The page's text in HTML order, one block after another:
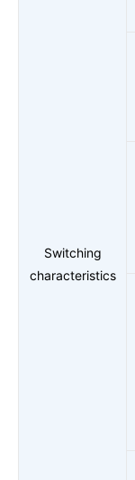
Switching
characteristics